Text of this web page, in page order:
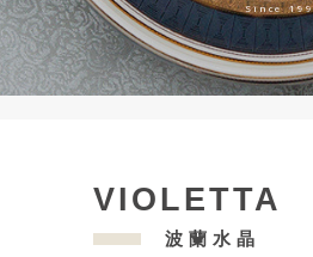
Since
VIOLETTA
波蘭水晶